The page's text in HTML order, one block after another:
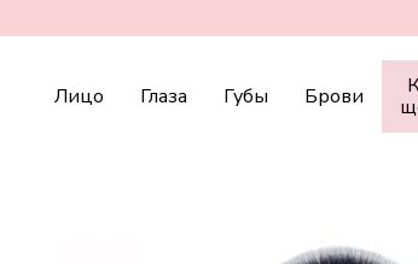
Лицо Глаза Губы Брови